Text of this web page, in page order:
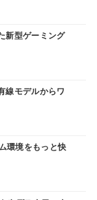
新型ゲーミング
線モデルからワ
環境をもっと快